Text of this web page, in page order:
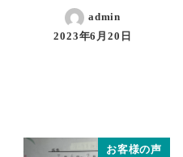
admin
2023年6月20日
お客様の声